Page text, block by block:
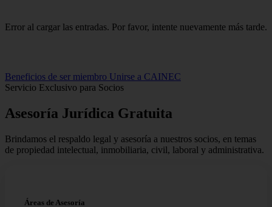
Error al cargar las entradas. Por favor, intente nuevamente más tarde.
Beneficios de ser miembro Unirse a CAINEC
Servicio Exclusivo para Socios
Asesoría Jurídica Gratuita
Brindamos el respaldo legal y asesoría a nuestros socios, en temas
de propiedad intelectual, inmobiliaria, civil, laboral y administrativa.
Áreas de Asesoría